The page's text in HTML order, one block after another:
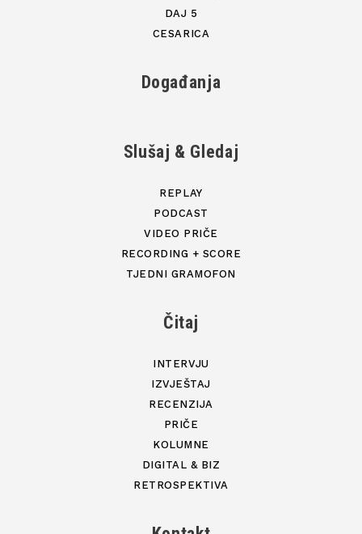
DAJ 5
CESARICA
Događanja
Slušaj & Gledaj
REPLAY
PODCAST
VIDEO PRIČE
RECORDING + SCORE
TJEDNI GRAMOFON
Čitaj
INTERVJU
IZVJEŠTAJ
RECENZIJA
PRIČE
KOLUMNE
DIGITAL & BIZ
RETROSPEKTIVA